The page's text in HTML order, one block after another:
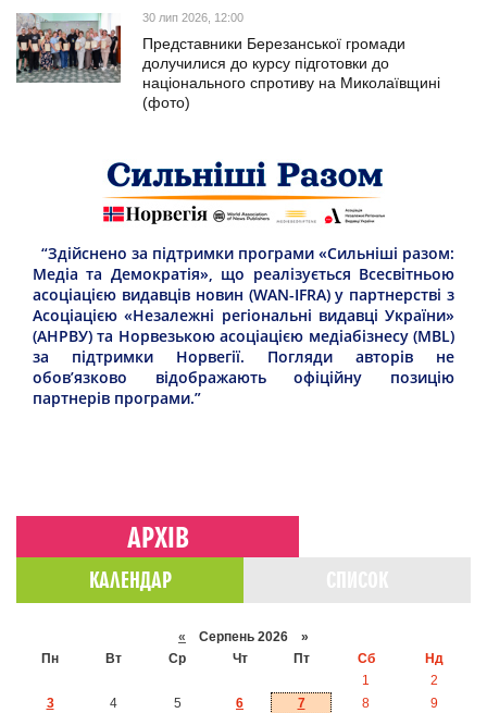
30 лип 2026, 12:00
Представники Березанської громади
долучилися до курсу підготовки до
національного спротиву на Миколаївщині
(фото)
“Здійснено за підтримки програми «Сильніші разом:
Медіа та Демократія», що реалізується Всесвітньою
асоціацією видавців новин (WAN-IFRA) у партнерстві з
Асоціацією «Незалежні регіональні видавці України»
(АНРВУ) та Норвезькою асоціацією медіабізнесу (MBL)
за підтримки Норвегії. Погляди авторів не
обов’язково відображають офіційну позицію
партнерів програми.”
АРХІВ
КАЛЕНДАР
« Серпень 2026 »
Пн
Вт Ср Чт Пт Сб
Нд
1
2
3
4 5 6 7 8
9